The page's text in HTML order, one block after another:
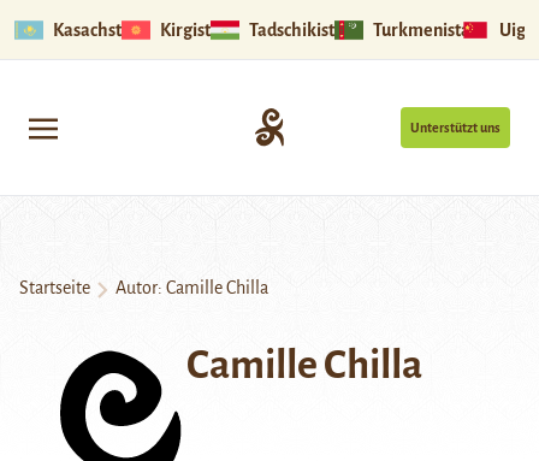
Kasachstan Kirgistan Tadschikistan Turkmenistan
Unterstützt uns
Startseite Autor: Camille Chilla
Camille Chilla